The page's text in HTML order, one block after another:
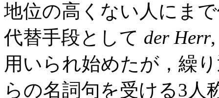
地位の高くない人にま
代替手段として der Herr
用いられ始めたが，繰
らの名詞句を受ける3人